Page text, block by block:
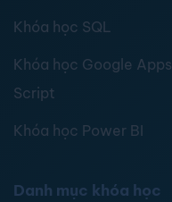
Khóa học SQL
Khóa học Google Apps
Script
Khóa học Power BI
Danh mục khóa học